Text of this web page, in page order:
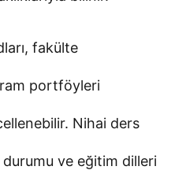
fakülte
portföyleri
Nihai ders
ve eğitim dilleri